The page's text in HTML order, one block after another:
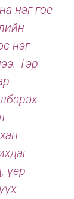
нэг гоё
нэг
Тэр
үер